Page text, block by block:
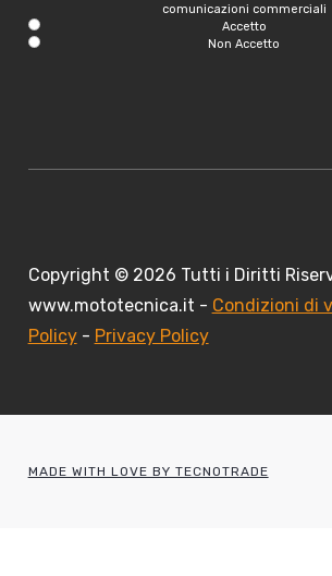
comunicazioni commerciali
Accetto
Non Accetto
Copyright © 2026 Tutti i Diritti
www.mototecnica.it - Condizioni di
Policy- Privacy Policy
MADE WITH LOVE BY TECNOTRADE